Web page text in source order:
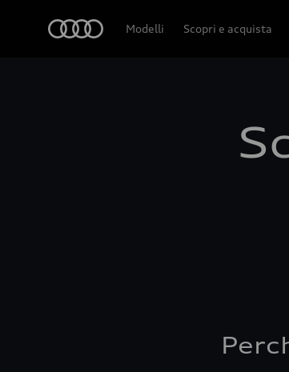
Modelli Scopri e acquista